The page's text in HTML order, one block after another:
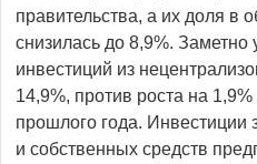
правительства, а их доля в
снизилась до 8,9%. Заметно
инвестиций из
14,9%, против роста на
прошлого года. Инвестиции
и собственных средств